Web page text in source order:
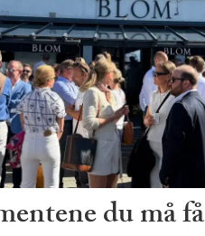
du må få